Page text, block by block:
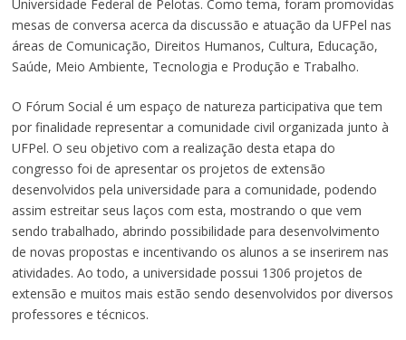
Universidade Federal de Pelotas. Como tema, foram promovidas
mesas de conversa acerca da discussão e atuação da UFPel nas
áreas de Comunicação, Direitos Humanos, Cultura, Educação,
Saúde, Meio Ambiente, Tecnologia e Produção e Trabalho.
O Fórum Social é um espaço de natureza participativa que tem
por finalidade representar a comunidade civil organizada junto à
UFPel. O seu objetivo com a realização desta etapa do
congresso foi de apresentar os projetos de extensão
desenvolvidos pela universidade para a comunidade, podendo
assim estreitar seus laços com esta, mostrando o que vem
sendo trabalhado, abrindo possibilidade para desenvolvimento
de novas propostas e incentivando os alunos a se inserirem nas
atividades. Ao todo, a universidade possui 1306 projetos de
extensão e muitos mais estão sendo desenvolvidos por diversos
professores e técnicos.